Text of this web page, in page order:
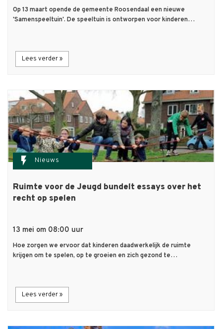
Op 13 maart opende de gemeente Roosendaal een nieuwe
'Samenspeeltuin'. De speeltuin is ontworpen voor kinderen…
Lees verder »
flash_on Nieuws
Ruimte voor de Jeugd bundelt essays over het
recht op spelen
13 mei om 08:00 uur
Hoe zorgen we ervoor dat kinderen daadwerkelijk de ruimte
krijgen om te spelen, op te groeien en zich gezond te…
Lees verder »